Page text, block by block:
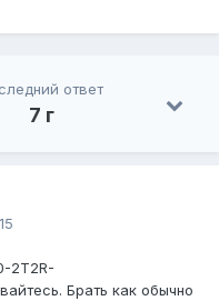
ответ
7 г
2T2R-
Брать как обычно